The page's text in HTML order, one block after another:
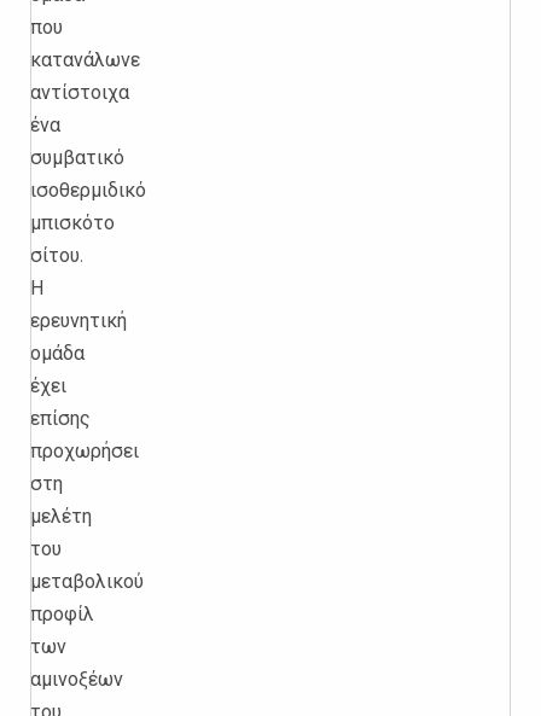
που
κατανάλωνε
αντίστοιχα
ένα
συμβατικό
ισοθερμιδικό
μπισκότο
σίτου.
Η
ερευνητική
ομάδα
έχει
επίσης
προχωρήσει
στη
μελέτη
του
μεταβολικού
προφίλ
των
αμινοξέων